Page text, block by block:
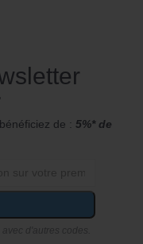
de : 5%* de